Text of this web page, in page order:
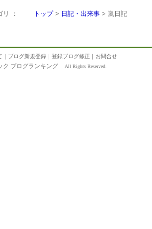
リ ： トップ> 日記・出来事 > 嵐日記
｜ ブログ新規登録 ｜ 登録ブログ修正 ｜ お問合せ
ク ブログランキング All Rights Reserved.